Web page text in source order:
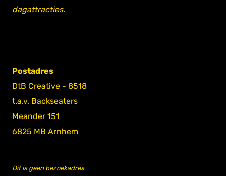
dagattracties.
Postadres
DtB Creative - 8518
t.a.v. Backseaters
Meander 151
6825 MB Arnhem
Dit is geen bezoekadres